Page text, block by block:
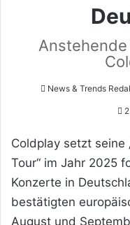
News & Trends
Coldplay setzt seine
Tour“ im Jahr 2025
Konzerte in
bestätigten
August und